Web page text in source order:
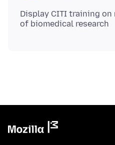
Display CITI training